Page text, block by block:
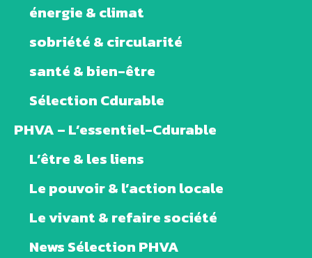
énergie & climat
sobriété & circularité
santé & bien-être
Sélection Cdurable
PHVA – L’essentiel-Cdurable
L’être & les liens
Le pouvoir & l’action locale
Le vivant & refaire société
News Sélection PHVA